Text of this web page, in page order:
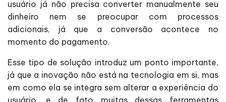
usuário já não precisa converter manualmente seu
dinheiro nem se preocupar com processos
adicionais, já que a conversão acontece no
momento do pagamento.
Esse tipo de solução introduz um ponto importante,
já que a inovação não está na tecnologia em si, mas
em como ela se integra sem alterar a experiência do